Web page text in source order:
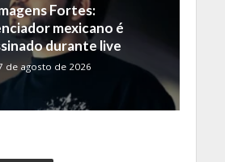
Fortes:
mexicano é
durante live
de agosto de 2026